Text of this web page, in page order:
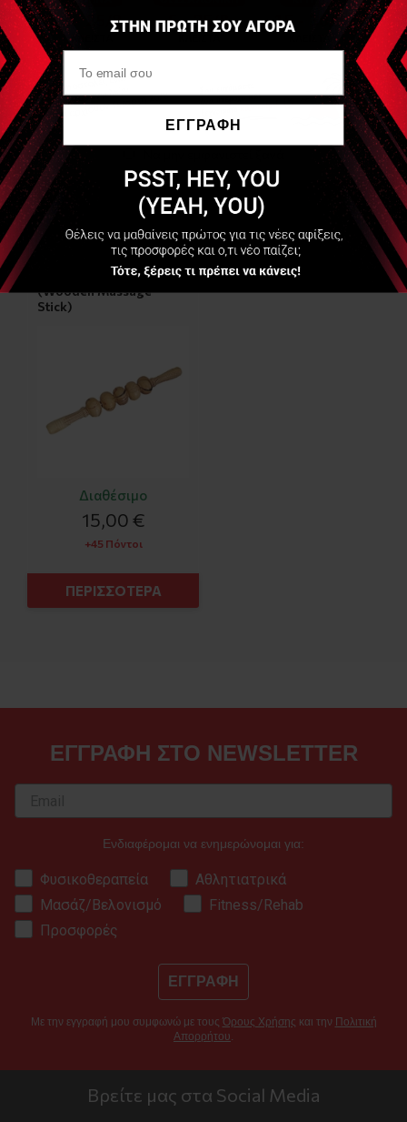
Τύπος C - 5 κινούμενα μέρη - Μήκος 39cm
Τύπος D - 14 κινούμενα μέρη - Μήκος 48cm
Τα προϊόντα είναι ξύλινα και ο χρωματική απόχρωση
ενδέχεται να διαφέρει ελαφρώς από τη φωτογραφία. Το
σχήμα είναι ακριβώς όπως στη φωτογραφία
Είδες Πρόσφατα
Ξύλινα Ρολά Μασάζ
(Wooden Massage
Stick)
Διαθέσιμο
15,00 €
+45 Πόντοι
ΠΕΡΙΣΣΟΤΕΡΑ
ΕΓΓΡΑΦΗ ΣΤΟ NEWSLETTER
Ενδιαφέρομαι να ενημερώνομαι για:
Φυσικοθεραπεία
Αθλητιατρικά
Μασάζ/Βελονισμό
Fitness/Rehab
Προσφορές
ΕΓΓΡΑΦΗ
Με την εγγραφή μου συμφωνώ με τους Όρους Χρήσης και την Πολιτική
Απορρήτου.
Βρείτε μας στα Social Media
ΕΓΓΡΑΦΗ